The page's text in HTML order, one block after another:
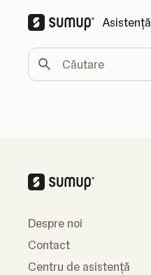
Asistență
Căutare
Despre noi
Contact
Centru de asistență